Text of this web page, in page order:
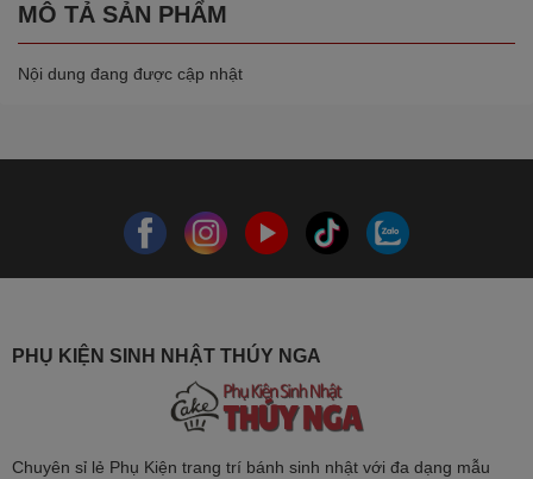
MÔ TẢ SẢN PHẨM
Nội dung đang được cập nhật
PHỤ KIỆN SINH NHẬT THÚY NGA
Chuyên sỉ lẻ Phụ Kiện trang trí bánh sinh nhật với đa dạng mẫu